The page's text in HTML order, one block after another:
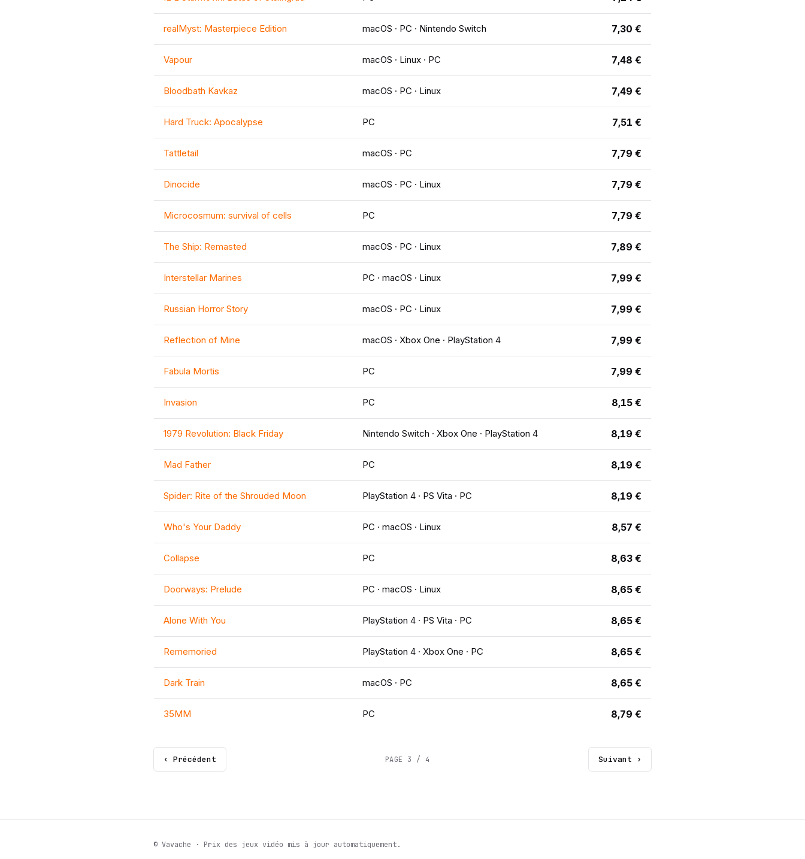
realMyst: Masterpiece Edition macOS · PC · Nintendo Switch 7,30 €
Vapour macOS · Linux · PC 7,48 €
Bloodbath Kavkaz macOS · PC · Linux 7,49 €
Hard Truck: Apocalypse PC 7,51 €
Tattletail macOS · PC 7,79 €
Dinocide macOS · PC · Linux 7,79 €
Microcosmum: survival of cells PC 7,79 €
The Ship: Remasted macOS · PC · Linux 7,89 €
Interstellar Marines PC · macOS · Linux 7,99 €
Russian Horror Story macOS · PC · Linux 7,99 €
Reflection of Mine macOS · Xbox One · PlayStation 4 7,99 €
Fabula Mortis PC 7,99 €
Invasion PC 8,15 €
1979 Revolution: Black Friday Nintendo Switch · Xbox One · PlayStation 4 8,19 €
Mad Father PC 8,19 €
Spider: Rite of the Shrouded Moon PlayStation 4 · PS Vita · PC 8,19 €
Who's Your Daddy PC · macOS · Linux 8,57 €
Collapse PC 8,63 €
Doorways: Prelude PC · macOS · Linux 8,65 €
Alone With You PlayStation 4 · PS Vita · PC 8,65 €
Rememoried PlayStation 4 · Xbox One · PC 8,65 €
Dark Train macOS · PC 8,65 €
35MM PC 8,79 €
‹ Précédent PAGE 3 / 4 Suivant ›
© Vavache · Prix des jeux vidéo mis à jour automatiquement.